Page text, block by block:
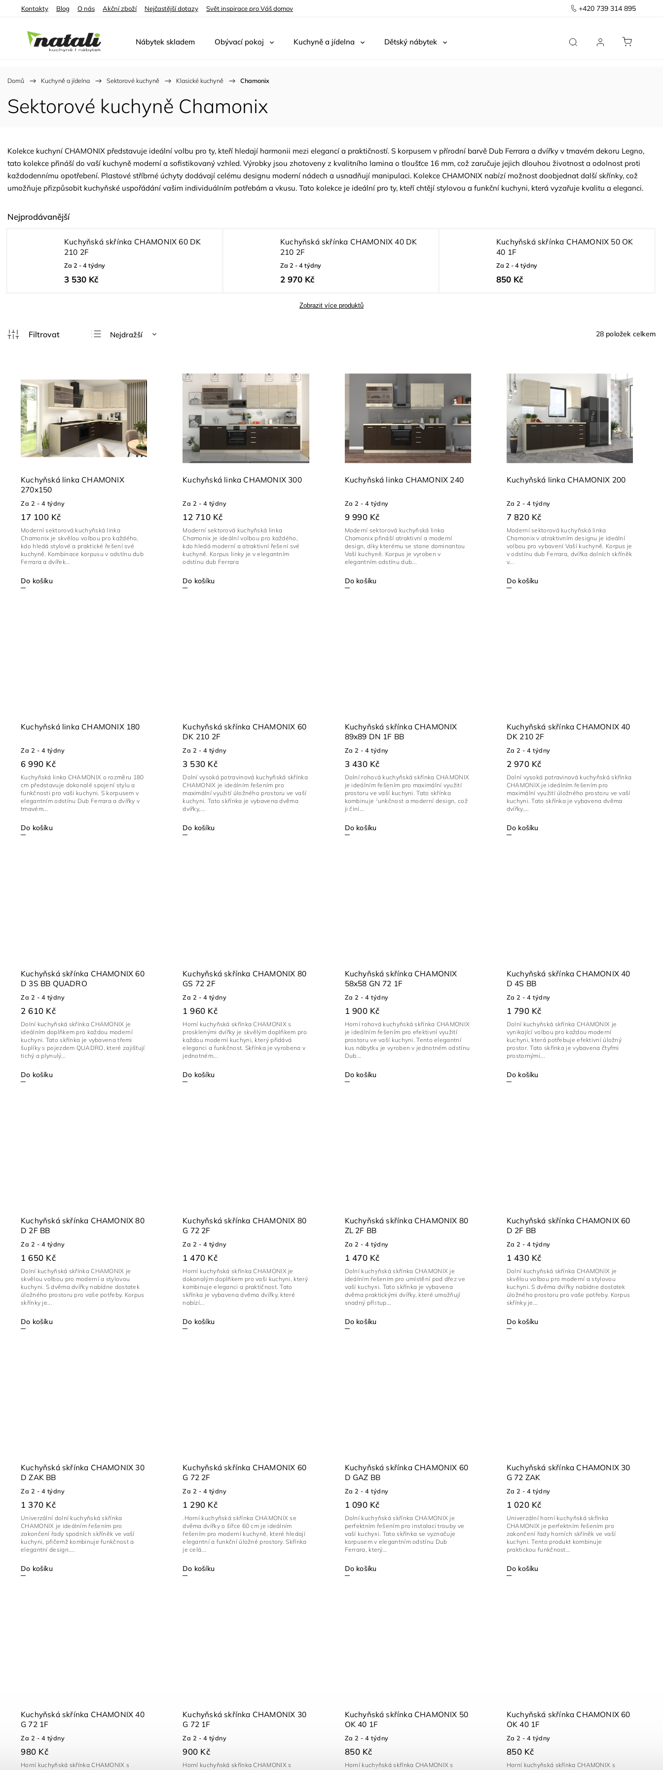
+420 739 314 895
Kontakty Blog O nás Akční zboží Nejčastější dotazy Svět inspirace pro Váš domov
Nábytek skladem Obývací pokoj Kuchyně a jídelna Dětský nábytek Předsíň
Domů / Kuchyně a jídelna / Sektorové kuchyně / Klasické kuchyně / Chamonix
Sektorové kuchyně Chamonix
Kolekce kuchyní CHAMONIX představuje ideální volbu pro ty, kteří hledají harmonii mezi elegancí a praktičností. S korpusem v přírodní barvě Dub Ferrara a dvířky v tmavém dekoru Legno,
tato kolekce přináší do vaší kuchyně moderní a sofistikovaný vzhled. Výrobky jsou zhotoveny z kvalitního lamina o tloušťce 16 mm, což zaručuje jejich dlouhou životnost a odolnost proti
každodennímu opotřebení. Plastové stříbrné úchyty dodávají celému designu moderní nádech a usnadňují manipulaci. Kolekce CHAMONIX nabízí možnost doobjednat další skřínky, což
umožňuje přizpůsobit kuchyňské uspořádání vašim individuálním potřebám a vkusu. Tato kolekce je ideální pro ty, kteří chtějí stylovou a funkční kuchyni, která vyzařuje kvalitu a eleganci.
Nejprodávanější
Kuchyňská skřínka CHAMONIX 60 DK
210 2F
Za 2 - 4 týdny
3 530 Kč
Kuchyňská skřínka CHAMONIX 40 DK
210 2F
Za 2 - 4 týdny
2 970 Kč
Kuchyňská skřínka CHAMONIX 50 OK
40 1F
Za 2 - 4 týdny
850 Kč
Zobrazit více produktů
Nejdražší
Nejprodávanější
Abecedně
28 položek celkem
Kuchyňská linka CHAMONIX
270x150
Za 2 - 4 týdny
17 100 Kč
Do košíku
Moderní sektorová kuchyňská linka
Chamonix je skvělou volbou pro každého,
kdo hledá stylové a praktické řešení své
kuchyně. Kombinace korpusu v odstínu dub
Ferrara a dvířek...
Kuchyňská linka CHAMONIX 300
Za 2 - 4 týdny
12 710 Kč
Do košíku
Moderní sektorová kuchyňská linka
Chamonix je ideální volbou pro každého,
kdo hledá moderní a atraktivní řešení své
kuchyně. Korpus linky je v elegantním
odstínu dub Ferrara
Kuchyňská linka CHAMONIX 240
Za 2 - 4 týdny
9 990 Kč
Do košíku
Moderní sektorová kuchyňská linka
Chamonix přináší atraktivní a moderní
design, díky kterému se stane dominantou
Vaší kuchyně. Korpus je vyroben v
elegantním odstínu dub...
Kuchyňská linka CHAMONIX 200
Za 2 - 4 týdny
7 820 Kč
Do košíku
Moderní sektorová kuchyňská linka
Chamonix v atraktivním designu je ideální
volbou pro vybavení Vaší kuchyně. Korpus je
v odstínu dub Ferrara, dvířka dolních skříněk
v...
Kuchyňská linka CHAMONIX 180
Za 2 - 4 týdny
6 990 Kč
Do košíku
Kuchyňská linka CHAMONIX o rozměru 180
cm představuje dokonalé spojení stylu a
funkčnosti pro vaši kuchyni. S korpusem v
elegantním odstínu Dub Ferrara a dvířky v
tmavém...
Kuchyňská skřínka CHAMONIX 60
DK 210 2F
Za 2 - 4 týdny
3 530 Kč
Do košíku
Dolní vysoká potravinová kuchyňská skřínka
CHAMONIX je ideálním řešením pro
maximální využití úložného prostoru ve vaší
kuchyni. Tato skřínka je vybavena dvěma
dvířky,...
Kuchyňská skřínka CHAMONIX
89x89 DN 1F BB
Za 2 - 4 týdny
3 430 Kč
Do košíku
Dolní rohová kuchyňská skřínka CHAMONIX
je ideálním řešením pro maximální využití
prostoru ve vaší kuchyni. Tato skřínka
kombinuje funkčnost a moderní design, což
ji činí...
Kuchyňská skřínka CHAMONIX 40
DK 210 2F
Za 2 - 4 týdny
2 970 Kč
Do košíku
Dolní vysoká potravinová kuchyňská skřínka
CHAMONIX je ideálním řešením pro
maximální využití úložného prostoru ve vaší
kuchyni. Tato skřínka je vybavena dvěma
dvířky,...
Kuchyňská skřínka CHAMONIX 60
D 3S BB QUADRO
Za 2 - 4 týdny
2 610 Kč
Do košíku
Dolní kuchyňská skřínka CHAMONIX je
ideálním doplňkem pro každou moderní
kuchyni. Tato skřínka je vybavena třemi
šuplíky s pojezdem QUADRO, které zajišťují
tichý a plynulý...
Kuchyňská skřínka CHAMONIX 80
GS 72 2F
Za 2 - 4 týdny
1 960 Kč
Do košíku
Horní kuchyňská skřínka CHAMONIX s
prosklenými dvířky je skvělým doplňkem pro
každou moderní kuchyni, který přidává
eleganci a funkčnost. Skřínka je vyrobena v
jednotném...
Kuchyňská skřínka CHAMONIX
58x58 GN 72 1F
Za 2 - 4 týdny
1 900 Kč
Do košíku
Horní rohová kuchyňská skřínka CHAMONIX
je ideálním řešením pro efektivní využití
prostoru ve vaší kuchyni. Tento elegantní
kus nábytku je vyroben v jednotném odstínu
Dub...
Kuchyňská skřínka CHAMONIX 40
D 4S BB
Za 2 - 4 týdny
1 790 Kč
Do košíku
Dolní kuchyňská skřínka CHAMONIX je
vynikající volbou pro každou moderní
kuchyni, která potřebuje efektivní úložný
prostor. Tato skřínka je vybavena čtyřmi
prostornými...
Kuchyňská skřínka CHAMONIX 80
D 2F BB
Za 2 - 4 týdny
1 650 Kč
Do košíku
Dolní kuchyňská skřínka CHAMONIX je
skvělou volbou pro moderní a stylovou
kuchyni. S dvěma dvířky nabídne dostatek
úložného prostoru pro vaše potřeby. Korpus
skřínky je...
Kuchyňská skřínka CHAMONIX 80
G 72 2F
Za 2 - 4 týdny
1 470 Kč
Do košíku
Horní kuchyňská skřínka CHAMONIX je
dokonalým doplňkem pro vaši kuchyni, který
kombinuje eleganci a praktičnost. Tato
skřínka je vybavena dvěma dvířky, které
nabízí...
Kuchyňská skřínka CHAMONIX 80
ZL 2F BB
Za 2 - 4 týdny
1 470 Kč
Do košíku
Dolní kuchyňská skřínka CHAMONIX je
ideálním řešením pro umístění pod dřez ve
vaší kuchyni. Tato skřínka je vybavena
dvěma praktickými dvířky, které umožňují
snadný přístup...
Kuchyňská skřínka CHAMONIX 60
D 2F BB
Za 2 - 4 týdny
1 430 Kč
Do košíku
Dolní kuchyňská skřínka CHAMONIX je
skvělou volbou pro moderní a stylovou
kuchyni. S dvěma dvířky nabídne dostatek
úložného prostoru pro vaše potřeby. Korpus
skřínky je...
Kuchyňská skřínka CHAMONIX 30
D ZAK BB
Za 2 - 4 týdny
1 370 Kč
Do košíku
Univerzální dolní kuchyňská skřínka
CHAMONIX je ideálním řešením pro
zakončení řady spodních skříněk ve vaší
kuchyni, přičemž kombinuje funkčnost a
elegantní design....
Kuchyňská skřínka CHAMONIX 60
G 72 2F
Za 2 - 4 týdny
1 290 Kč
Do košíku
.Horní kuchyňská skřínka CHAMONIX se
dvěma dvířky o šířce 60 cm je ideálním
řešením pro moderní kuchyně, které hledají
elegantní a funkční úložné prostory. Skřínka
je celá...
Kuchyňská skřínka CHAMONIX 60
D GAZ BB
Za 2 - 4 týdny
1 090 Kč
Do košíku
Dolní kuchyňská skřínka CHAMONIX je
perfektním řešením pro instalaci trouby ve
vaší kuchyni. Tato skřínka se vyznačuje
korpusem v elegantním odstínu Dub
Ferrara, který...
Kuchyňská skřínka CHAMONIX 30
G 72 ZAK
Za 2 - 4 týdny
1 020 Kč
Do košíku
Univerzální horní kuchyňská skřínka
CHAMONIX je perfektním řešením pro
zakončení řady horních skříněk ve vaší
kuchyni. Tento produkt kombinuje
praktickou funkčnost...
Kuchyňská skřínka CHAMONIX 40
G 72 1F
Za 2 - 4 týdny
980 Kč
Horní kuchyňská skřínka CHAMONIX s
Kuchyňská skřínka CHAMONIX 30
G 72 1F
Za 2 - 4 týdny
900 Kč
Horní kuchyňská skřínka CHAMONIX s
Kuchyňská skřínka CHAMONIX 50
OK 40 1F
Za 2 - 4 týdny
850 Kč
Horní kuchyňská skřínka CHAMONIX s
Kuchyňská skřínka CHAMONIX 60
OK 40 1F
Za 2 - 4 týdny
850 Kč
Horní kuchyňská skřínka CHAMONIX s